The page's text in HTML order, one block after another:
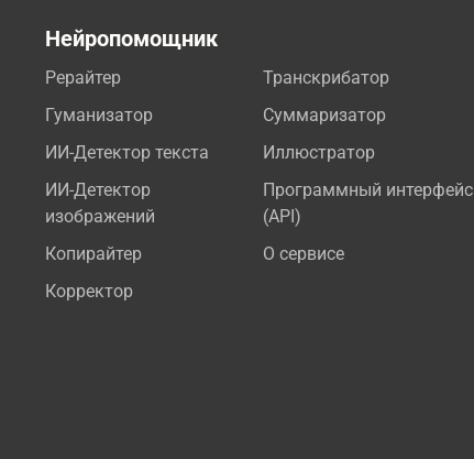
Нейропомощник
Рерайтер
Гуманизатор
ИИ-Детектор текста
ИИ-Детектор
изображений
Копирайтер
Корректор
Транскрибатор
Суммаризатор
Иллюстратор
Программный интерфейс
(API)
О сервисе